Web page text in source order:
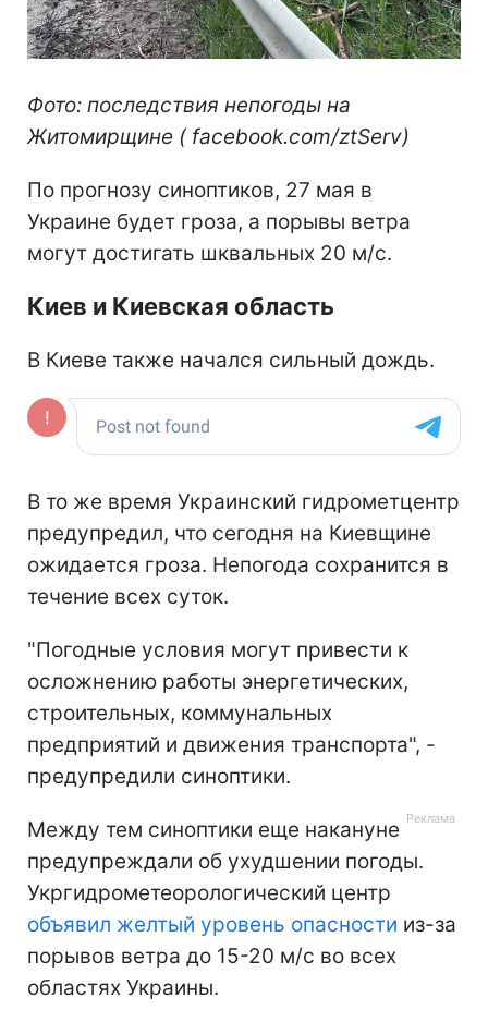
Фото: последствия непогоды на
Житомирщине ( facebook.com/ztServ)
По прогнозу синоптиков, 27 мая в
Украине будет гроза, а порывы ветра
могут достигать шквальных 20 м/с.
Киев и Киевская область
В Киеве также начался сильный дождь.
В то же время Украинский гидрометцентр
предупредил, что сегодня на Киевщине
ожидается гроза. Непогода сохранится в
течение всех суток.
"Погодные условия могут привести к
осложнению работы энергетических,
строительных, коммунальных
предприятий и движения транспорта", -
предупредили синоптики.
Между тем синоптики еще накануне
предупреждали об ухудшении погоды.
Укргидрометеорологический центр
объявил желтый уровень опасности из-за
порывов ветра до 15-20 м/с во всех
областях Украины.